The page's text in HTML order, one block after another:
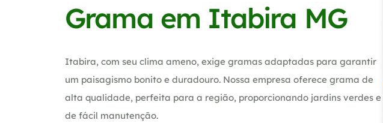
Grama em Itabira MG
Itabira, com seu clima ameno, exige gramas adaptadas para garantir
um paisagismo bonito e duradouro. Nossa empresa oferece grama de
alta qualidade, perfeita para a região, proporcionando jardins verdes e
de fácil manutenção.